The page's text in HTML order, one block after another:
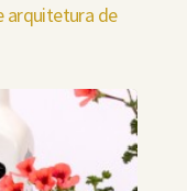
arquitetura de